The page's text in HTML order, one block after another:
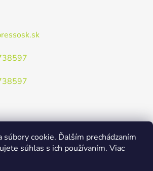
súbory cookie. Ďalším prechádzaním
súhlas s ich používaním. Viac